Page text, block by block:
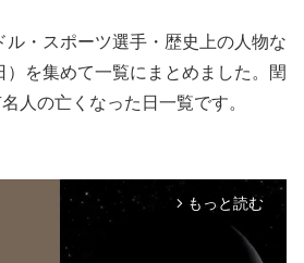
ル・スポーツ選手・歴史上の人物な
）を集めて一覧にまとめました。閏
人の亡くなった日一覧です。
arrow_forward_ios もっと読む